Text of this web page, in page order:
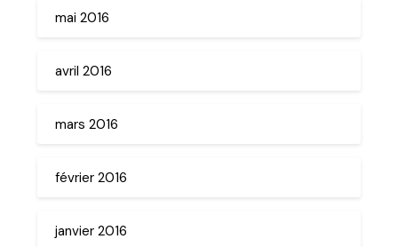
mai 2016
avril 2016
mars 2016
février 2016
janvier 2016